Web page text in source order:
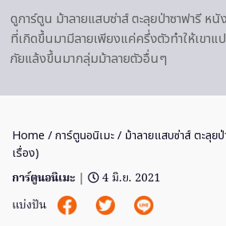
ดูการ์ตูน ม้าลายแสบซ่าส์ ตะลุยป่าซาฟารี หนั
ที่เกิดขึ้นมามีลายเพียงแค่ครึ่งตัวทำให้เขา
ภัยแล้งขึ้นมากลุ่มม้าลายตัวอื่นๆ
Home /การ์ตูนอนิเมะ/ ม้าลายแสบซ่าส์ ตะลุย
เรื่อง)
การ์ตูนอนิเมะ |
4 มิ.ย. 2021
แบ่งปัน